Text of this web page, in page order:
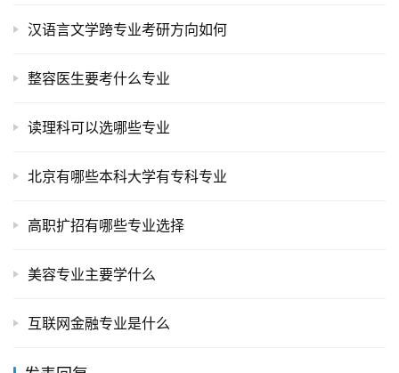
汉语言文学跨专业考研方向如何
整容医生要考什么专业
读理科可以选哪些专业
北京有哪些本科大学有专科专业
高职扩招有哪些专业选择
美容专业主要学什么
互联网金融专业是什么